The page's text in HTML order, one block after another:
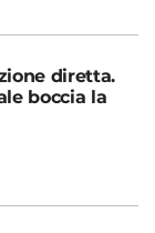
diretta.
boccia la